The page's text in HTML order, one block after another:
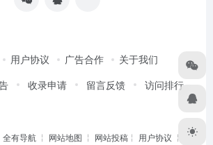
用户协议 广告合作
关于我们
收录申请 留言反馈 访问排行
全有导航 ╎ 网站地图 ╎ 网站投稿 ╎ 用户协议 ╎